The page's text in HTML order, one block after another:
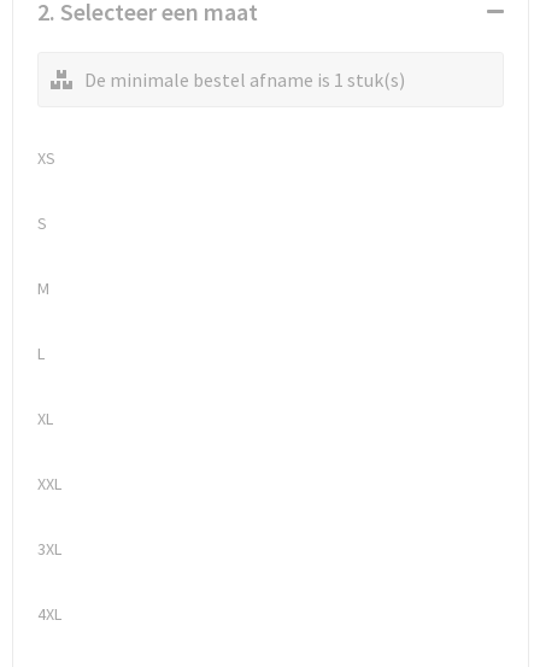
Schoudertassen
Sporttassen
Strandtassen
Tablettassen
Ademhalingsbescherming
Valbeveiliging
2. Selecteer een maat
De minimale bestel afname is 1 stuk(s)
XS
S
M
L
XL
XXL
3XL
4XL